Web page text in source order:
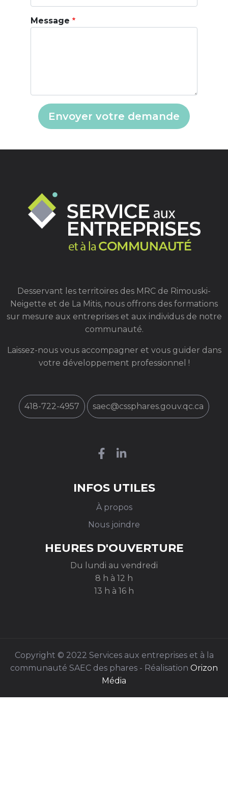
Message
Desservant les territoires des MRC de Rimouski-
Neigette et de La Mitis, nous offrons des formations
sur mesure aux entreprises et aux individus de notre
communauté.
Laissez-nous vous accompagner et vous guider dans
votre développement professionnel !
418-722-4957 saec@cssphares.gouv.qc.ca
INFOS UTILES
À propos
Nous joindre
HEURES D'OUVERTURE
Du lundi au vendredi
8 h à 12 h
13 h à 16 h
Copyright © 2022 Services aux entreprises et à la
communauté SAEC des phares - Réalisation Orizon
Média